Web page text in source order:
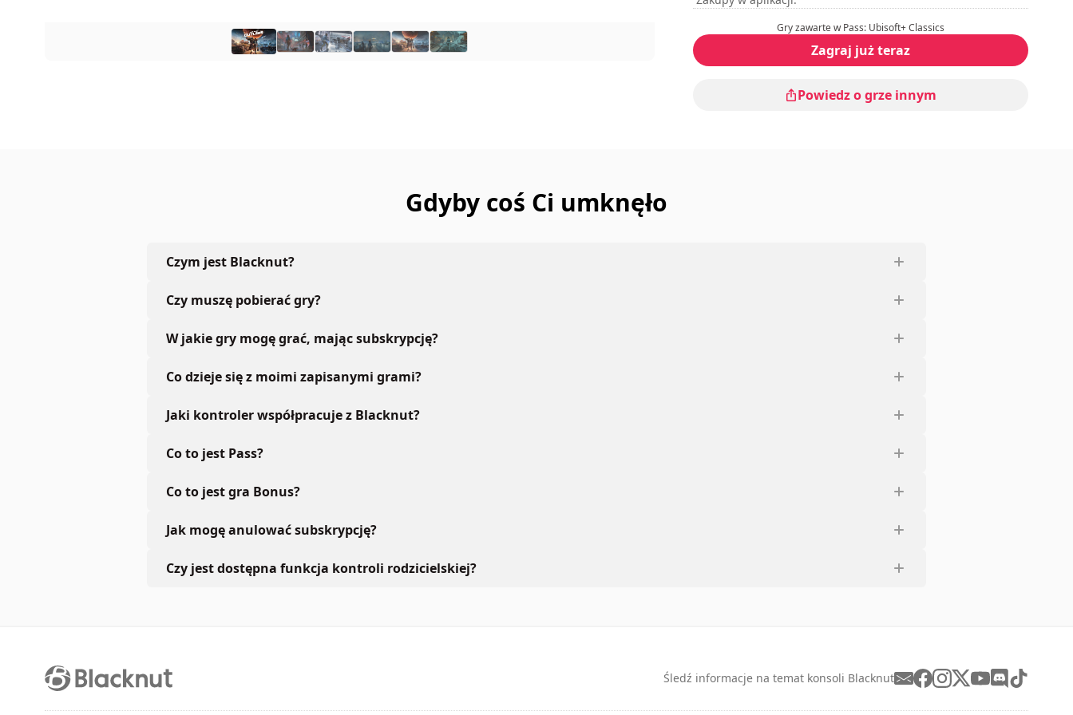
Gry zawarte w Pass: Ubisoft+ Classics
Zagraj już teraz
Powiedz o grze innym
Gdyby coś Ci umknęło
Czym jest Blacknut?
Czy muszę pobierać gry?
W jakie gry mogę grać, mając subskrypcję?
Co dzieje się z moimi zapisanymi grami?
Jaki kontroler współpracuje z Blacknut?
Co to jest Pass?
Co to jest gra Bonus?
Jak mogę anulować subskrypcję?
Czy jest dostępna funkcja kontroli rodzicielskiej?
Śledź informacje na temat konsoli Blacknut